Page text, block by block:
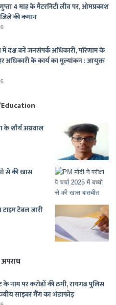
4 माह के मैटरनिटी लीव पर, ओमप्रकाश
की कमान
में दक्ष बनें जनसंपर्क अधिकारी, परिणाम के
अधिकारी के कार्य का मूल्यांकन : आयुक्त
के शौर्य अग्रवाल
से की खास
टाइम टेबल जारी
अपराध
के नाम पर करोड़ों की ठगी, रायगढ़ पुलिस
साइबर गैंग का भंडाफोड़